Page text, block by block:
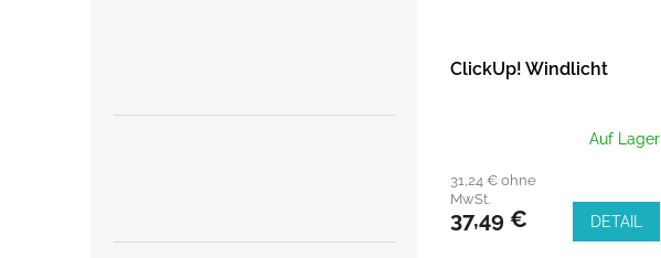
ClickUp! Windlicht
Auf Lager
31,24 € ohne
MwSt.
37,49 € DETAIL